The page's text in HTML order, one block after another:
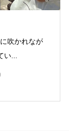
吹かれなが
い...